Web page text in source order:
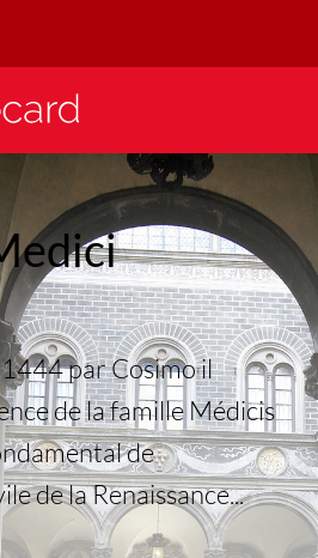
par Cosimo il
de la famille Médicis
de
de la Renaissance...